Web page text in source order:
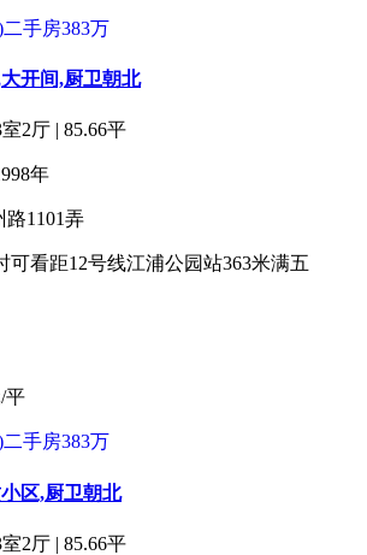
开间,厨卫朝北
2厅 | 85.66平
年
路1101弄
可看距12号线江浦公园站363米满五
平
区,厨卫朝北
2厅 | 85.66平